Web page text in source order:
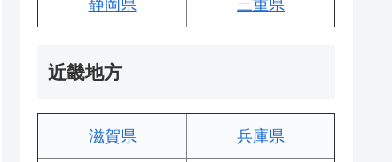
静岡県 三重県
近畿地方
滋賀県 兵庫県